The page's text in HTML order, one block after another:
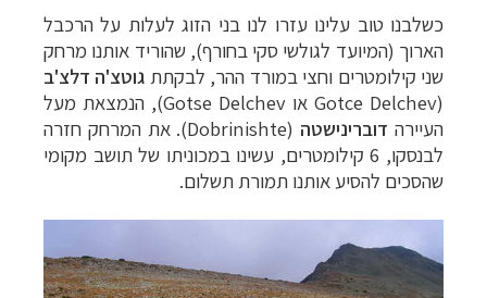
כשלבנו טוב עלינו עזרו לנו בני הזוג לעלות על הרכבל
הארוך (המיועד לגולשי סקי בחורף), שהוריד אותנו מרחק
שני קילומטרים וחצי במורד ההר, לבקתת גוטצ'ה דלצ'ב
(Gotce Delchev או Gotse Delchev),
הנמצאת מעל
העיירה דוברינישטה (
Dobrinishte). את המרחק חזרה
לבנסקו, 6 קילומטרים, עשינו במכוניתו של תושב מקומי
שהסכים להסיע אותנו תמורת תשלום.